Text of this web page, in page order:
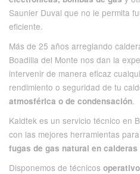
Saunier Duval que no le permita
eficiente.
Más de 25 años arreglando
Boadilla del Monte nos dan la
intervenir de manera eficaz
rendimiento o seguridad de tu
atmosférica o de condensación.
Kaldtek es un servicio técnico en
con las mejores herramientas
fugas de gas natural en calderas
Disponemos de técnicos